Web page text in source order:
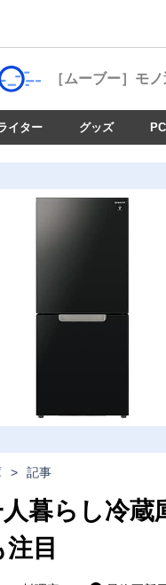
［ムーブー］ モノ
イター グッズ
> 記事
人暮らし冷
目